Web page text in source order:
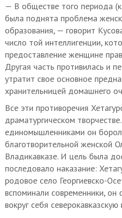
— В обществе того периода
была поднята проблема
образования, — говорит
число той интеллигенции,
предоставление женщине
Другая часть противилась и
утратит свое основное
хранительницей домашнего
Все эти противоречия
драматургическом
единомышленниками он
благотворительной женской
Владикавказе. И цель была
последовало наказание:
родовое село Георгиевско-
вспоминали современники, он
вокруг себя